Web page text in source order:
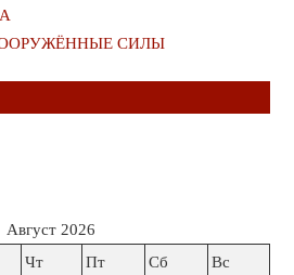
СИЛЫ
Август 2026
Чт Пт Сб Вс